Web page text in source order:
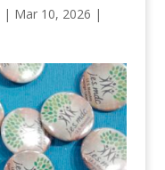
| Mar 10, 2026 |